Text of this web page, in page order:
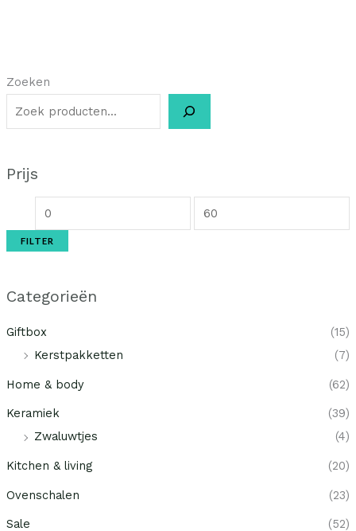
Zoeken
Prijs
FILTER
Categorieën
Giftbox
(15)
Kerstpakketten
(7)
Home & body (62)
Keramiek
(39)
Zwaluwtjes
(4)
Kitchen & living (20)
Ovenschalen (23)
Sale (52)